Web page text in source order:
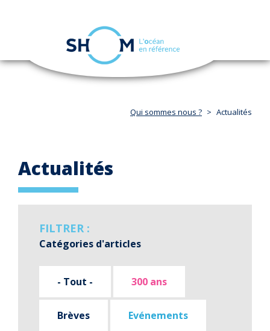
Aller
navigation
Qui sommes nous ? Actualités
Actualités
FILTRER :
Catégories d'articles
- Tout - 300 ans
Brèves Evénements